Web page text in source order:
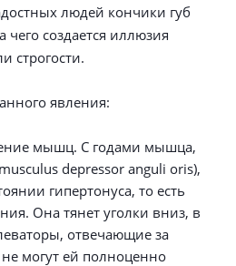
людей кончики губ
чего создается иллюзия
строгости.
явления:
мышц. С годами мышца,
depressor anguli oris),
гипертонуса, то есть
Она тянет уголки вниз, в
отвечающие за
могут ей полноценно